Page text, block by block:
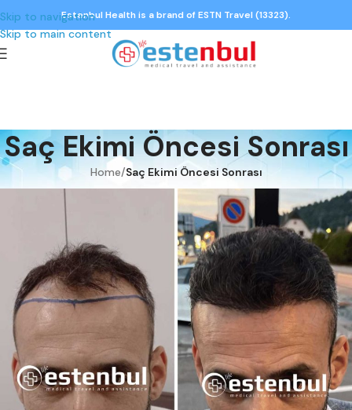
Skip to navigation
Skip to main content
Estenbul Health is a brand of ESTN Travel (13323).
Saç Ekimi Öncesi Sonrası
Home/Saç Ekimi Öncesi Sonrası